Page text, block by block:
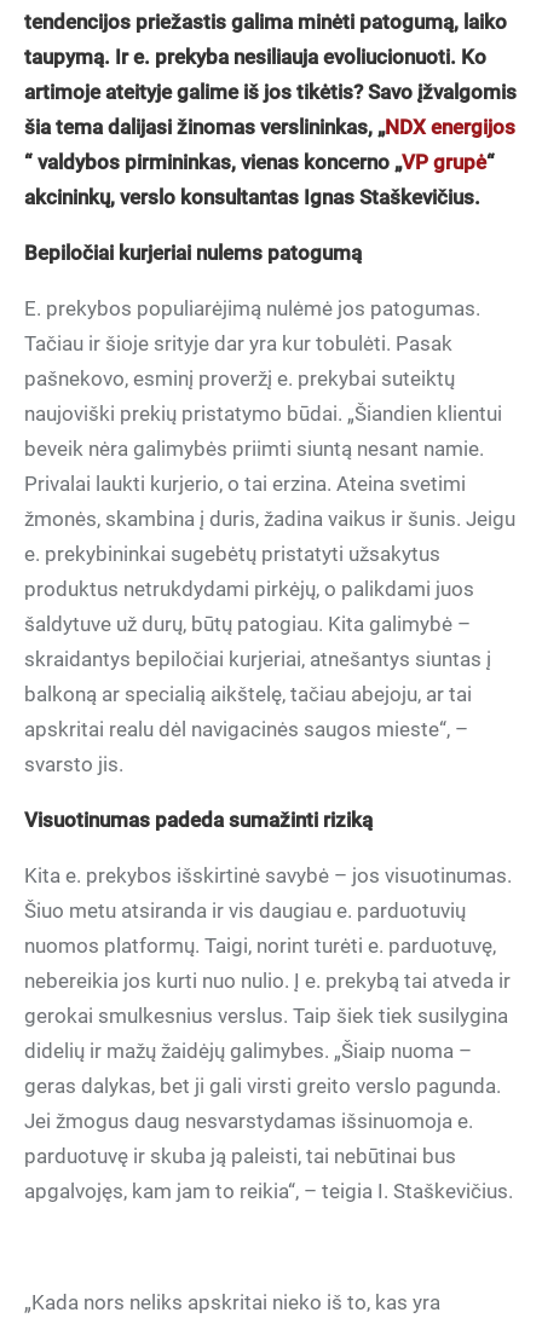
tendencijos priežastis galima minėti patogumą, laiko
taupymą. Ir e. prekyba nesiliauja evoliucionuoti. Ko
artimoje ateityje galime iš jos tikėtis? Savo įžvalgomis
šia tema dalijasi žinomas verslininkas, „NDX energijos
“ valdybos pirmininkas, vienas koncerno „VP grupė“
akcininkų, verslo konsultantas Ignas Staškevičius.
Bepiločiai kurjeriai nulems patogumą
E. prekybos populiarėjimą nulėmė jos patogumas.
Tačiau ir šioje srityje dar yra kur tobulėti. Pasak
pašnekovo, esminį proveržį e. prekybai suteiktų
naujoviški prekių pristatymo būdai. „Šiandien klientui
beveik nėra galimybės priimti siuntą nesant namie.
Privalai laukti kurjerio, o tai erzina. Ateina svetimi
žmonės, skambina į duris, žadina vaikus ir šunis. Jeigu
e. prekybininkai sugebėtų pristatyti užsakytus
produktus netrukdydami pirkėjų, o palikdami juos
šaldytuve už durų, būtų patogiau. Kita galimybė –
skraidantys bepiločiai kurjeriai, atnešantys siuntas į
balkoną ar specialią aikštelę, tačiau abejoju, ar tai
apskritai realu dėl navigacinės saugos mieste“, –
svarsto jis.
Visuotinumas padeda sumažinti riziką
Kita e. prekybos išskirtinė savybė – jos visuotinumas.
Šiuo metu atsiranda ir vis daugiau e. parduotuvių
nuomos platformų. Taigi, norint turėti e. parduotuvę,
nebereikia jos kurti nuo nulio. Į e. prekybą tai atveda ir
gerokai smulkesnius verslus. Taip šiek tiek susilygina
didelių ir mažų žaidėjų galimybes. „Šiaip nuoma –
geras dalykas, bet ji gali virsti greito verslo pagunda.
Jei žmogus daug nesvarstydamas išsinuomoja e.
parduotuvę ir skuba ją paleisti, tai nebūtinai bus
apgalvojęs, kam jam to reikia“, – teigia I. Staškevičius.
„Kada nors neliks apskritai nieko iš to, kas yra